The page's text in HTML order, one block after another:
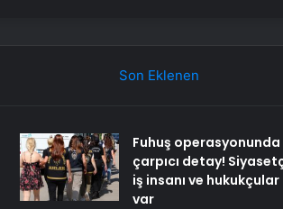
Son Eklenen
Fuhuş operasyonunda
çarpıcı detay!
iş insanı ve hukukçular
var